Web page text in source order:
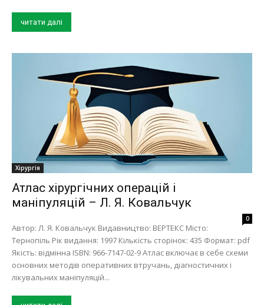
читати далі
Хірургія
Атлас хірургічних операцій і
маніпуляцій – Л. Я. Ковальчук
0
Автор: Л. Я. Ковальчук Видавництво: ВЕРТЕКС Місто:
Тернопіль Рік видання: 1997 Кількість сторінок: 435 Формат: pdf
Якість: відмінна ISBN: 966-7147-02-9 Атлас включає в себе схеми
основних методів оперативних втручань, діагностичних і
лікувальних маніпуляцій...